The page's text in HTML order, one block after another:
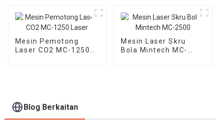
Mesin Pemotong
Laser CO2 MC-1250
Mesin Laser Skru
Bola Mintech MC-
Blog Berkaitan